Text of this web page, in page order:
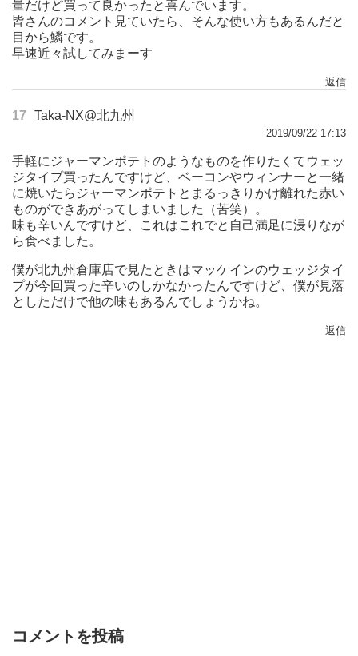
量だけど買って良かったと喜んでいます。
皆さんのコメント見ていたら、そんな使い方もあるんだと
目から鱗です。
早速近々試してみまーす
返信
17 Taka-NX@北九州
2019/09/22 17:13
手軽にジャーマンポテトのようなものを作りたくてウェッ
ジタイプ買ったんですけど、ベーコンやウィンナーと一緒
に焼いたらジャーマンポテトとまるっきりかけ離れた赤い
ものができあがってしまいました（苦笑）。
味も辛いんですけど、これはこれでと自己満足に浸りなが
ら食べました。
僕が北九州倉庫店で見たときはマッケインのウェッジタイ
プが今回買った辛いのしかなかったんですけど、僕が見落
としただけで他の味もあるんでしょうかね。
返信
コメントを投稿